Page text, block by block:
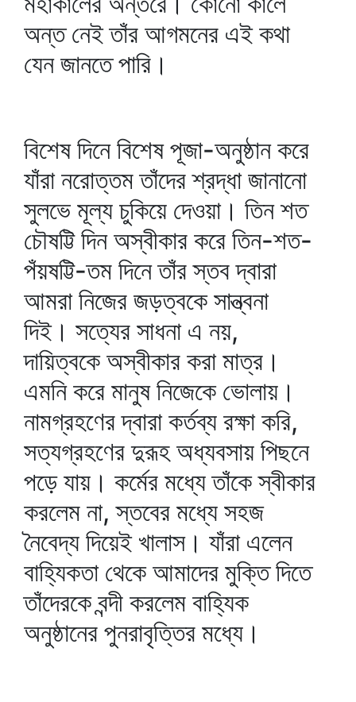
অন্ত নেই তাঁর আগমনের এই কথা
যেন জানতে পারি।
বিশেষ দিনে বিশেষ পূজা-অনুষ্ঠান করে
যাঁরা নরোত্তম তাঁদের শ্রদ্ধা জানানো
সুলভে মূল্য চুকিয়ে দেওয়া। তিন শত
চৌষট্টি দিন অস্বীকার করে তিন-শত-
পঁয়ষট্টি-তম দিনে তাঁর স্তব দ্বারা
আমরা নিজের জড়ত্বকে সান্ত্বনা
দিই। সত্যের সাধনা এ নয়,
দায়িত্বকে অস্বীকার করা মাত্র।
এমনি করে মানুষ নিজেকে ভোলায়।
নামগ্রহণের দ্বারা কর্তব্য রক্ষা করি,
সত্যগ্রহণের দুরূহ অধ্যবসায় পিছনে
পড়ে যায়। কর্মের মধ্যে তাঁকে স্বীকার
করলেম না, স্তবের মধ্যে সহজ
নৈবেদ্য দিয়েই খালাস। যাঁরা এলেন
বাহ্যিকতা থেকে আমাদের মুক্তি দিতে
তাঁদেরকে বন্দী করলেম বাহ্যিক
অনুষ্ঠানের পুনরাবৃত্তির মধ্যে।